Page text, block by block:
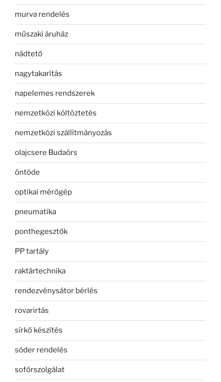
murva rendelés
műszaki áruház
nádtető
nagytakarítás
napelemes rendszerek
nemzetközi költöztetés
nemzetközi szállítmányozás
olajcsere Budaörs
öntöde
optikai mérőgép
pneumatika
ponthegesztők
PP tartály
raktártechnika
rendezvénysátor bérlés
rovarirtás
sírkő készítés
sóder rendelés
sofőrszolgálat